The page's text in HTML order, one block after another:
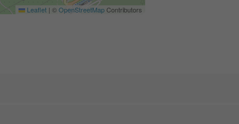
Leaflet | ©OpenStreetMapContributors